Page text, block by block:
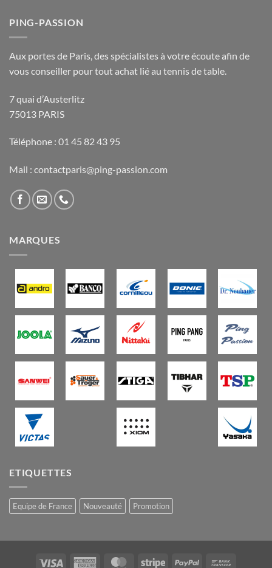
PING-PASSION
Aux portes de Paris, des spécialistes à votre écoute afin de
vous conseiller pour tout achat lié au tennis de table.
7 quai d’Austerlitz
75013 PARIS
Téléphone : 01 45 82 43 95
Mail : contactparis@ping-passion.com
MARQUES
ETIQUETTES
Equipe de France Nouveauté Promotion
Visa American MasterCardStripe PayPal